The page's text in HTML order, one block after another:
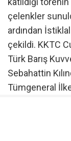
çelenkler
ardından
çekildi. KKTC
Türk Barış
Sebahattin
Tümgeneral